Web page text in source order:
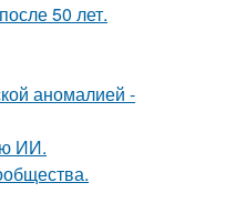
50 лет.
аномалией -
ИИ.